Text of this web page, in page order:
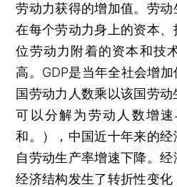
劳动力获得的增加值。劳
在每个劳动力身上的资本
位劳动力附着的资本和技
高。GDP是当年全社会增
国劳动力人数乘以该国劳
可以分解为劳动人数增
和。），中国近十年来的
自劳动生产率增速下降。经
经济结构发生了转折性变